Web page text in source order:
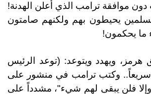
بغارات دون موافقة ترامب الذي أعلن الهدنة!
يحيطون بهم ولكنهم صامتون
ما يحكمون!
ويهدد ويتوعد: (توعد الرئيس
سريعاً.. وكتب ترامب في منشور على
فلن يبقى لهم شيء"، مشدداً على